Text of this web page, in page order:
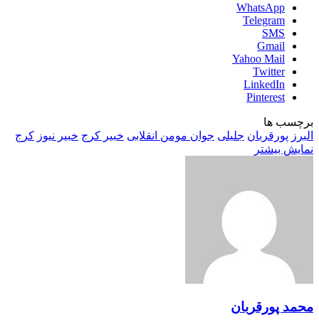
WhatsApp
Telegram
SMS
Gmail
Yahoo Mail
Twitter
LinkedIn
Pinterest
برچسب ها
البرز پورقربان جلیلی جوان مومن انقلابی خبیر کرج خبیر نیوز کرج
نمایش بیشتر
محمد پورقربان